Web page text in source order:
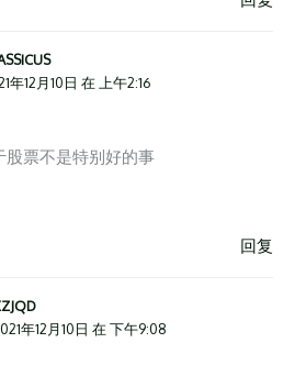
年12月10日 在 上午2:16
股票不是特别好的事
回复
年12月10日 在 下午9:08